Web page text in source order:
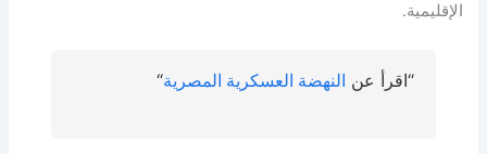
الإقليمية.
“اقرأ عن النهضة العسكرية المصرية“